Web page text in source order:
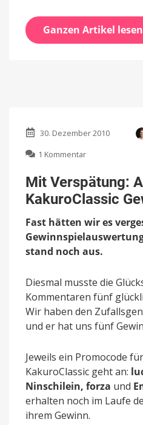
Ganzen Artikel lesen
30. Dezember 2010
1 Kommentar
Verspätung:
Auswertung
des
Gewinnspiels
Mit Verspätung:
KakuroClassic
Fast hätten wir es
stand noch aus.
Diesmal musste die
Kommentaren fünf
Wir haben den
und er hat uns fünf
Jeweils ein Promocode
KakuroClassic geht an:
Ninschilein, forza und
erhalten noch im Laufe
ihrem Gewinn.